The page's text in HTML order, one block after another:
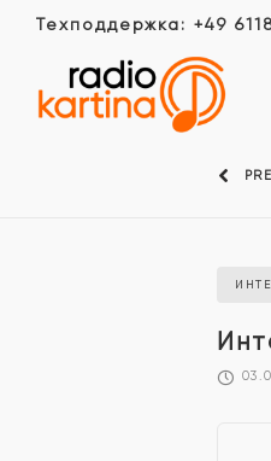
Техподдержка: +49